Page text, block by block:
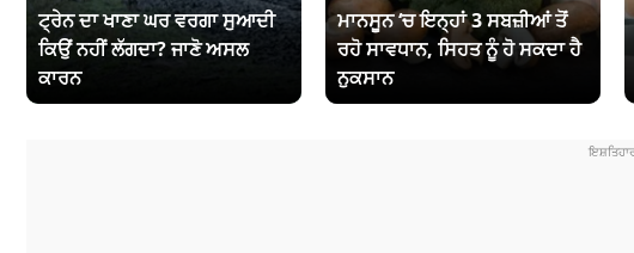
ਟ੍ਰੇਨ ਦਾ ਖਾਣਾ ਘਰ ਵਰਗਾ ਸੁਆਦੀ
ਕਿਉਂ ਨਹੀਂ ਲੱਗਦਾ? ਜਾਣੋ ਅਸਲ
ਕਾਰਨ
ਮਾਨਸੂਨ ‘ਚ ਇਨ੍ਹਾਂ 3 ਸਬਜ਼ੀਆਂ ਤੋਂ
ਰਹੋ ਸਾਵਧਾਨ, ਸਿਹਤ ਨੂੰ ਹੋ ਸਕਦਾ ਹੈ
ਨੁਕਸਾਨ